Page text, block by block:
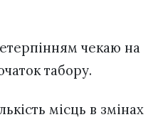
чекаю на
табору.
місць в змінах